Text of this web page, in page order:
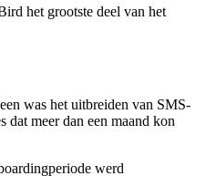
het grootste deel van het
was het uitbreiden van SMS-
dat meer dan een maand kon
werd